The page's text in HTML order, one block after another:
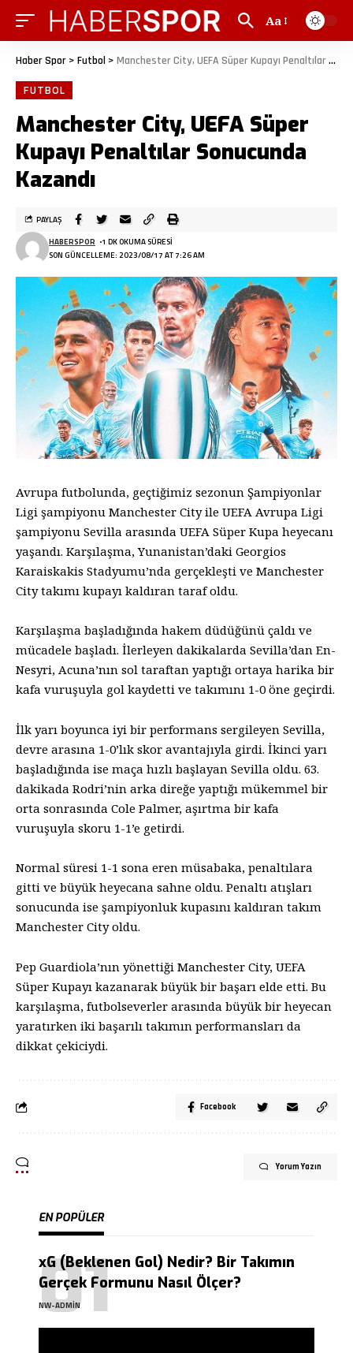
Aa
Haber Spor > Futbol > Manchester City, UEFA Süper Kupayı Penaltılar Sonucunda Kazandı
FUTBOL
Manchester City, UEFA Süper
Kupayı Penaltılar Sonucunda
Kazandı
SON GÜNCELLEME: 2023/08/17 AT 7:26 AM
HABERSPOR 1 DK OKUMA SÜRESI
PAYLAŞ
Avrupa futbolunda, geçtiğimiz sezonun Şampiyonlar
Ligi şampiyonu Manchester City ile UEFA Avrupa Ligi
şampiyonu Sevilla arasında UEFA Süper Kupa heyecanı
yaşandı. Karşılaşma, Yunanistan’daki Georgios
Karaiskakis Stadyumu’nda gerçekleşti ve Manchester
City takımı kupayı kaldıran taraf oldu.
Karşılaşma başladığında hakem düdüğünü çaldı ve
mücadele başladı. İlerleyen dakikalarda Sevilla’dan En-
Nesyri, Acuna’nın sol taraftan yaptığı ortaya harika bir
kafa vuruşuyla gol kaydetti ve takımını 1-0 öne geçirdi.
İlk yarı boyunca iyi bir performans sergileyen Sevilla,
devre arasına 1-0’lık skor avantajıyla girdi. İkinci yarı
başladığında ise maça hızlı başlayan Sevilla oldu. 63.
dakikada Rodri’nin arka direğe yaptığı mükemmel bir
orta sonrasında Cole Palmer, aşırtma bir kafa
vuruşuyla skoru 1-1’e getirdi.
Normal süresi 1-1 sona eren müsabaka, penaltılara
gitti ve büyük heyecana sahne oldu. Penaltı atışları
sonucunda ise şampiyonluk kupasını kaldıran takım
Manchester City oldu.
Pep Guardiola’nın yönettiği Manchester City, UEFA
Süper Kupayı kazanarak büyük bir başarı elde etti. Bu
karşılaşma, futbolseverler arasında büyük bir heyecan
yaratırken iki başarılı takımın performansları da
dikkat çekiciydi.
Facebook
Yorum Yazın
EN POPÜLER
xG (Beklenen Gol) Nedir? Bir Takımın
Gerçek Formunu Nasıl Ölçer?
NW-ADMIN